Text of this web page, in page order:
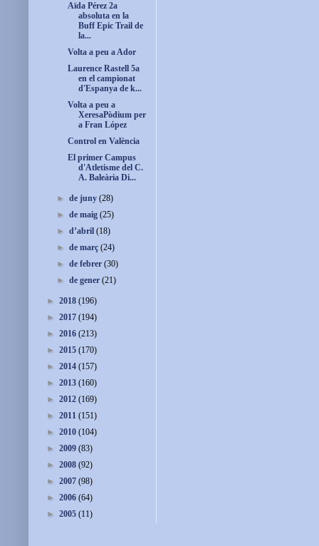
Aïda Pérez 2a
absoluta en la
Buff Epic Trail de
la...
Volta a peu a Ador
Laurence Rastell 5a
en el campionat
d'Espanya de k...
Volta a peu a
XeresaPòdium per
a Fran López
Control en València
El primer Campus
d'Atletisme del C.
A. Baleària Di...
►de juny(28)
►de maig(25)
►d’abril(18)
►de març(24)
►de febrer(30)
►de gener(21)
► 2018 (196)
► 2017 (194)
► 2016 (213)
► 2015 (170)
► 2014 (157)
► 2013 (160)
► 2012 (169)
► 2011 (151)
► 2010 (104)
► 2009 (83)
► 2008 (92)
► 2007 (98)
► 2006 (64)
► 2005 (11)